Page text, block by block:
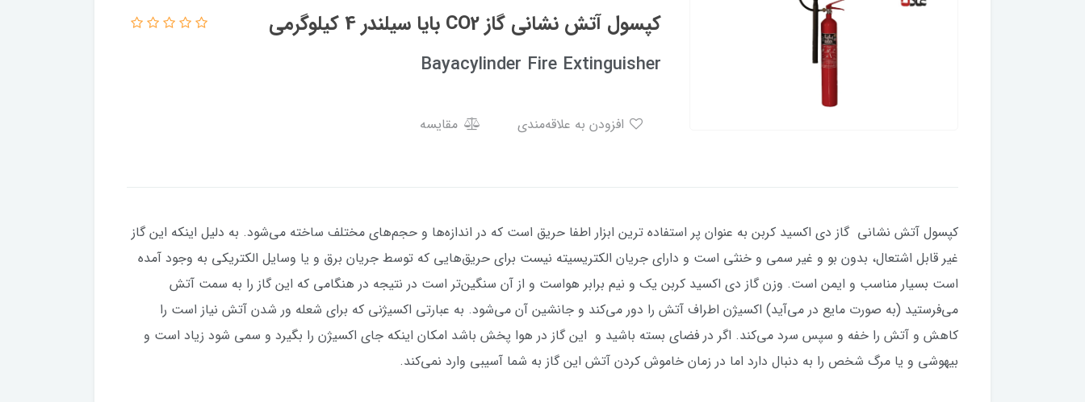
کپسول آتش نشانی گاز CO2 بایا سیلندر 4 کیلوگرمی
Bayacylinder Fire Extinguisher
مقایسه
کپسول آتش نشانی گاز دی اکسید کربن به عنوان پر استفاده ترین ابزار اطفا حریق است که در اندازه‌ها و حجم‌های مختلف ساخته می‌شود. به دلیل اینکه این گاز
غیر قابل اشتعال، بدون بو و غیر سمی و خنثی است و دارای جریان الکتریسیته نیست برای حریق‌هایی که توسط جریان برق و یا وسایل الکتریکی به وجود آمده
است بسیار مناسب و ایمن است. وزن گاز دی اکسید کربن یک و نیم برابر هواست و از آن سنگین‌تر است در نتیجه در هنگامی که این گاز را به سمت آتش
می‌فرستید (به صورت مایع در می‌آید) اکسیژن اطراف آتش را دور می‌کند و جانشین آن می‌شود. به عبارتی اکسیژنی که برای شعله ور شدن آتش نیاز است را
کاهش و آتش را خفه و سپس سرد می‌کند. اگر در فضای بسته باشید و این گاز در هوا پخش باشد امکان اینکه جای اکسیژن را بگیرد و سمی شود زیاد است و
بیهوشی و یا مرگ شخص را به دنبال دارد اما در زمان خاموش کردن آتش این گاز به شما آسیبی وارد نمی‌کند.